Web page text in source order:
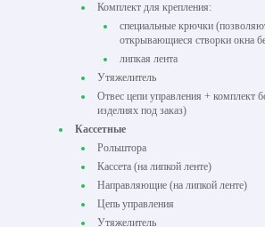
Комплект для крепления:
специальные крючки
открывающиеся створки окна
липкая лента
Утяжелитель
Отвес цепи управления + комплект
изделиях под заказ)
Кассетные
Рольштора
Кассета (на липкой ленте)
Направляющие (на липкой ленте)
Цепь управления
Утяжелитель